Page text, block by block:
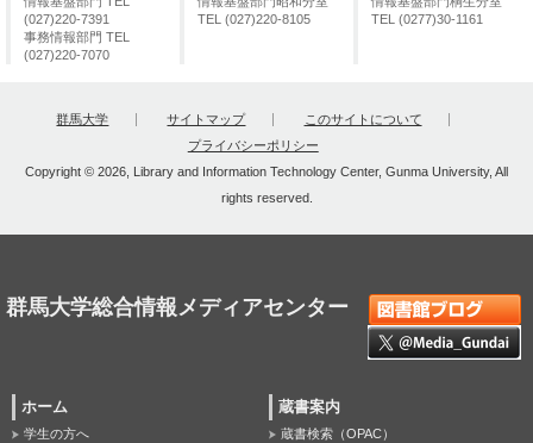
(027)220-7391
事務情報部門 TEL
(027)220-7070
TEL (027)220-8105
TEL (0277)30-1161
群馬大学 サイトマップ
このサイトについて
プライバシーポリシー
Copyright © 2026, Library and Information Technology Center, Gunma University, All
rights reserved.
群馬大学総合情報メディアセンター
ホーム
学生の方へ
蔵書案内
蔵書検索（OPAC）